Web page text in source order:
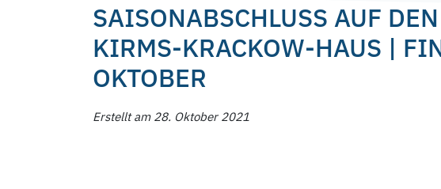
SAISONABSCHLUSS AUF
KIRMS-KRACKOW-HAUS |
OKTOBER
Erstellt am 28. Oktober 2021